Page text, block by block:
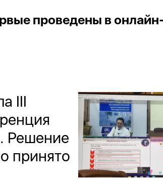
проведены в
III
Решение
принято